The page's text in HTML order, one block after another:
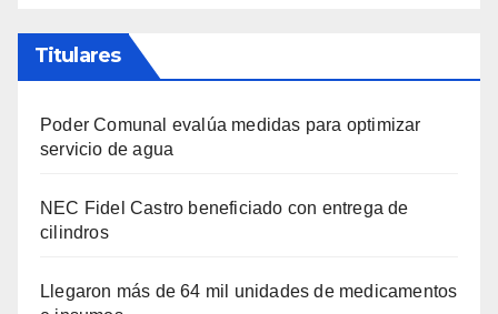
Titulares
Poder Comunal evalúa medidas para optimizar
servicio de agua
NEC Fidel Castro beneficiado con entrega de
cilindros
Llegaron más de 64 mil unidades de medicamentos